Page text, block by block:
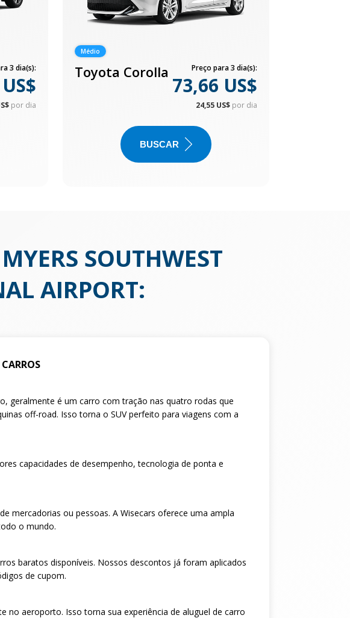
3 dia(s):
por dia
Médio
Toyota Corolla Preço para 3 dia(s):
73,66 US$
24,55 US$ por dia
BUSCAR
SOUTHWEST
AIRPORT:
geralmente é um carro com tração nas quatro rodas que
off-road. Isso torna o SUV perfeito para viagens com a
capacidades de desempenho, tecnologia de ponta e
mercadorias ou pessoas. A Wisecars oferece uma ampla
o mundo.
baratos disponíveis. Nossos descontos já foram aplicados
de cupom.
no aeroporto. Isso torna sua experiência de aluguel de carro